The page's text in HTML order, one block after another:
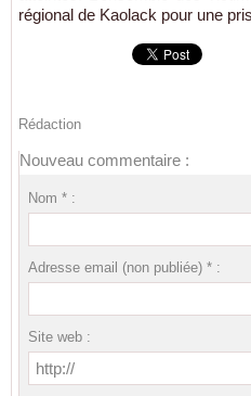
régional de Kaolack pour une
Rédaction
Nouveau commentaire :
Nom * :
Adresse email (non publiée) * :
Site web :